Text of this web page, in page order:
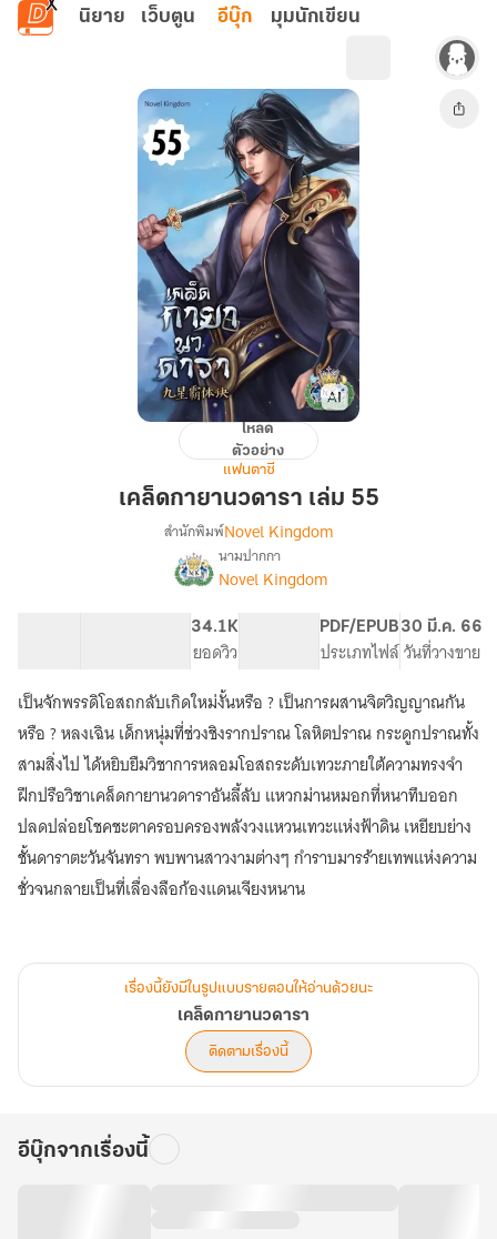
ข้ามไปยังเนื้อหาหลัก
นิยาย เว็บตูน อีบุ๊ก มุมนักเขียน
ยา
ดารา
โหลด
ตัวอย่าง
แฟนตาซี
เคล็ดกายานวดารา เล่ม 55
เรื่อง
เคล็ด
สำนักพิมพ์Novel Kingdom
นามปากกา
Novel Kingdom
34.1K
ยอดวิว
PDF/EPUB
ประเภทไฟล์
30 มี.ค. 66
วันที่วางขาย
เป็นจักพรรดิโอสถกลับเกิดใหม่งั้นหรือ ? เป็นการผสานจิตวิญญาณกัน
หรือ ? หลงเฉิน เด็กหนุ่มที่ช่วงชิงรากปราณ โลหิตปราณ กระดูกปราณทั้ง
สามสิ่งไป ได้หยิบยืมวิชาการหลอมโอสถระดับเทวะภายใต้ความทรงจำ
ฝึกปรือวิชาเคล็ดกายานวดาราอันลี้ลับ แหวกม่านหมอกที่หนาทึบออก
ปลดปล่อยโชคชะตาครอบครองพลังวงแหวนเทวะแห่งฟ้าดิน เหยียบย่าง
ชั้นดาราตะวันจันทรา พบพานสาวงามต่างๆ กำราบมารร้ายเทพแห่งความ
ชั่วจนกลายเป็นที่เลื่องลือก้องแดนเจียงหนาน
เรื่องนี้ยังมีในรูปแบบรายตอนให้อ่านด้วยนะ
เคล็ดกายานวดารา
ติดตามเรื่องนี้
อีบุ๊กจากเรื่องนี้